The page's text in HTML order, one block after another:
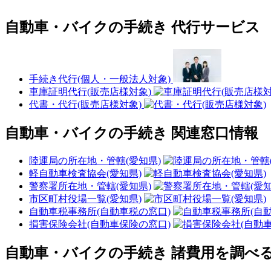
自動車・バイクの手続き 代行サービス
手続き代行(個人・一般法人対象)
車庫証明代行(販売店様対象)
代書・代行(販売店様対象)
自動車・バイクの手続き 関連窓口情報
陸運局の所在地・管轄(愛知県)
軽自動車検査協会(愛知県)
警察署所在地・管轄(愛知県)
市区町村役場一覧(愛知県)
自動車税事務所(自動車税の窓口)
損害保険会社(自動車保険の窓口)
自動車・バイクの手続き 諸費用を調べ